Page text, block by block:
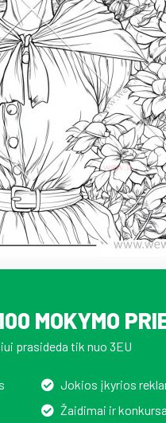
MOKYMO
prasideda tik nuo 3EU
Jokios įkyrios
Žaidimai ir